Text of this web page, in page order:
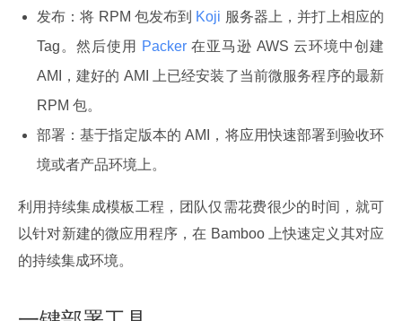
发布：将 RPM 包发布到 Koji 服务器上，并打上相应的
Tag。然后使用
Packer 在亚马逊 AWS 云环境中创建
AMI，建好的 AMI 上已经安装了当前微服务程序的最新
RPM 包。
部署：基于指定版本的 AMI，将应用快速部署到验收环
境或者产品环境上。
利用持续集成模板工程，团队仅需花费很少的时间，就可
以针对新建的微应用程序，在 Bamboo 上快速定义其对应
的持续集成环境。